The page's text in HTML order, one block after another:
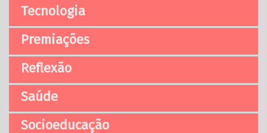
Tecnologia
Premiações
Reflexão
Saúde
Socioeducação